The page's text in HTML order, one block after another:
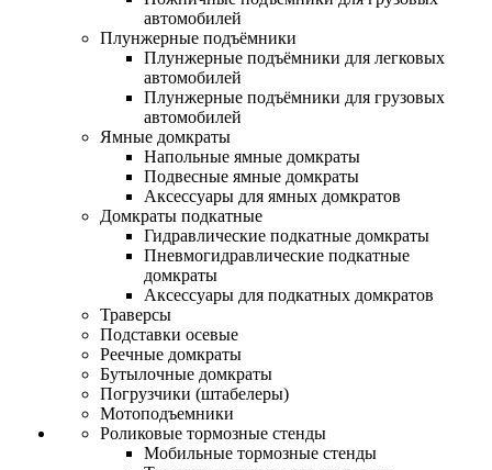
автомобилей
Плунжерные подъёмники
Плунжерные подъёмники для легковых
автомобилей
Плунжерные подъёмники для грузовых
автомобилей
Ямные домкраты
Напольные ямные домкраты
Подвесные ямные домкраты
Аксессуары для ямных домкратов
Домкраты подкатные
Гидравлические подкатные домкраты
Пневмогидравлические подкатные
домкраты
Аксессуары для подкатных домкратов
Траверсы
Подставки осевые
Реечные домкраты
Бутылочные домкраты
Погрузчики (штабелеры)
Мотоподъемники
Роликовые тормозные стенды
Мобильные тормозные стенды